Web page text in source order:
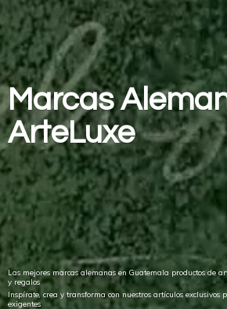
Marcas
ArteLuxe
Las mejores marcas alemanas en Guatemala productos de
y regalos
Inspírate, crea y transforma con nuestros artículos exclusivos
exigentes